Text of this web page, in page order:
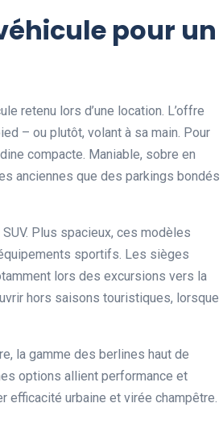
pour un
retenu lors d’une location. L’offre
– ou plutôt, volant à sa main. Pour
compacte. Maniable, sobre en
anciennes que des parkings bondés
Plus spacieux, ces modèles
sportifs. Les sièges
lors des excursions vers la
hors saisons touristiques, lorsque
la gamme des berlines haut de
options allient performance et
efficacité urbaine et virée champêtre.